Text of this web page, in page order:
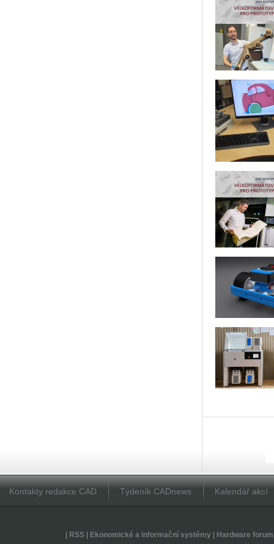
Kontakty redakce CAD Týdeník CADnews Kalendář akcí
RSS| Ekonomické a informační systémy| Hardware forum